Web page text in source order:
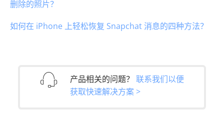
删除的照片？
如何在 iPhone 上轻松恢复 Snapchat 消息的四种方法？
产品相关的问题？ 联系我们以便
获取快速解决方案 >